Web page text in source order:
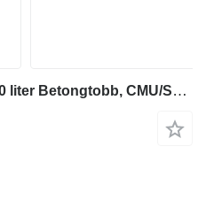
Secatol Andre Secatol 2000 liter Betongtobb, CMU/SWL 4800 kg